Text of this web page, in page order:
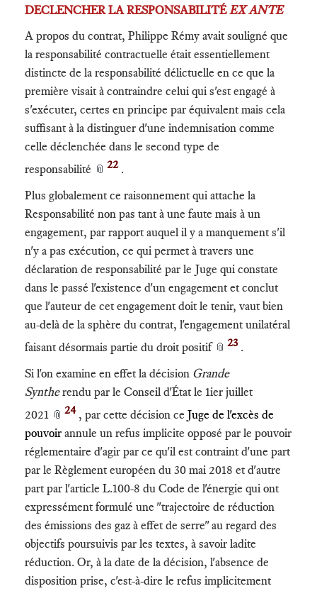
DECLENCHER LA RESPONSABILITÉEX ANTE
A propos du contrat, Philippe Rémy avait souligné que
la responsabilité contractuelle était essentiellement
distincte de la responsabilité délictuelle en ce que la
première visait à contraindre celui qui s'est engagé à
s'exécuter, certes en principe par équivalent mais cela
suffisant à la distinguer d'une indemnisation comme
celle déclenchée dans le second type de
responsabilité 📎 22 .
Plus globalement ce raisonnement qui attache la
Responsabilité non pas tant à une faute mais à un
engagement, par rapport auquel il y a manquement s'il
n'y a pas exécution, ce qui permet à travers une
déclaration de responsabilité par le Juge qui constate
dans le passé l'existence d'un engagement et conclut
que l'auteur de cet engagement doit le tenir, vaut bien
au-delà de la sphère du contrat, l'engagement unilatéral
faisant désormais partie du droit positif 📎 23 .
Si l'on examine en effet la décision Grande
Syntherendu par le Conseil d'État le 1ier juillet
2021 📎 24 , par cette décision ce Juge de l'excès de
pouvoir annule un refus implicite opposé par le pouvoir
réglementaire d'agir par ce qu'il est contraint d'une part
par le Règlement européen du 30 mai 2018 et d'autre
part par l'article L.100-8 du Code de l'énergie qui ont
expressément formulé une "trajectoire de réduction
des émissions des gaz à effet de serre" au regard des
objectifs poursuivis par les textes, à savoir ladite
réduction. Or, à la date de la décision, l'absence de
disposition prise, c'est-à-dire le refus implicitement